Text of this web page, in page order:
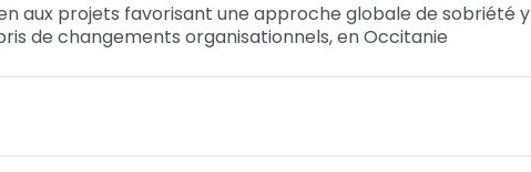
aux projets favorisant une approche globale de sobriété y
de changements organisationnels, en Occitanie